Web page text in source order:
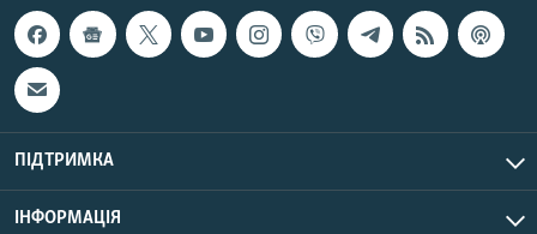
КТАТ
ДОЛУЧАЙСЯ!
ПІДТРИМКА
ІНФОРМАЦІЯ